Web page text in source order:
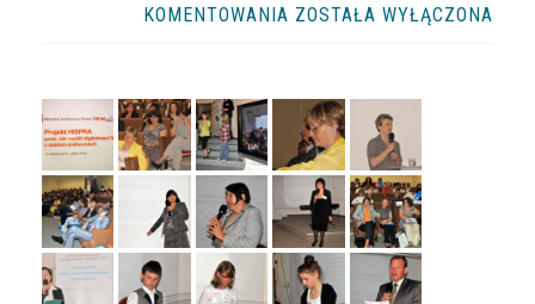
KOMENTOWANIA KONFERENCJA,
2011
ZOSTAŁA WYŁĄCZONA